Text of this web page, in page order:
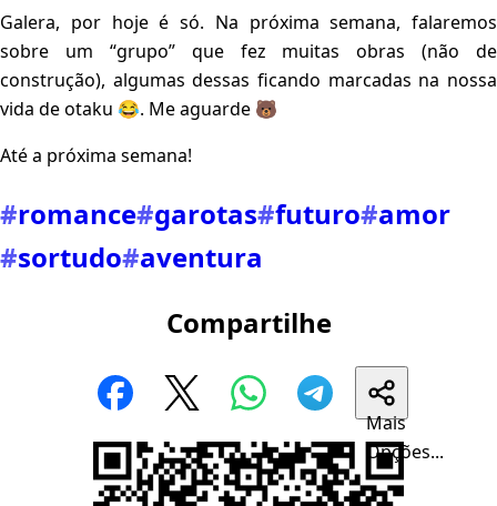
Galera, por hoje é só. Na próxima semana, falaremos
sobre um “grupo” que fez muitas obras (não de
construção), algumas dessas ficando marcadas na nossa
vida de otaku 😂. Me aguarde 🐻
Até a próxima semana!
#romance#garotas#futuro#amor
#sortudo#aventura
Compartilhe
Mais
Opções...